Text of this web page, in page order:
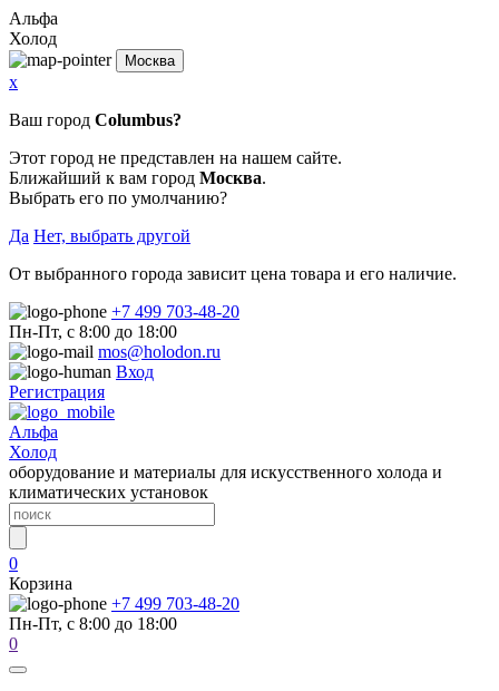
Альфа
Холод
Москва
x
Ваш город Columbus?
Этот город не представлен на нашем сайте.
Ближайший к вам город Москва.
Выбрать его по умолчанию?
Да Нет, выбрать другой
От выбранного города зависит цена товара и его наличие.
+7 499 703-48-20
Пн-Пт, с 8:00 до 18:00
mos@holodon.ru
Вход
Регистрация
Альфа
Холод
оборудование и материалы для искусственного холода и
климатических установок
0
Корзина
+7 499 703-48-20
Пн-Пт, с 8:00 до 18:00
0